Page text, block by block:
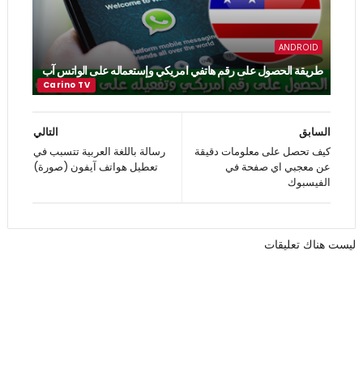
ANDROID
طريقة الحصول على رقم هاتفي امريكي وإستعماله على الواتس آب
التالي
رسالة باللغة العربية تتسبب في
تعطيل هواتف آيفون (صورة)
السابق
كيف تحصل على معلومات دقيقة
عن معجبي اي صفحة في
الفيسبوك
ليست هناك تعليقات